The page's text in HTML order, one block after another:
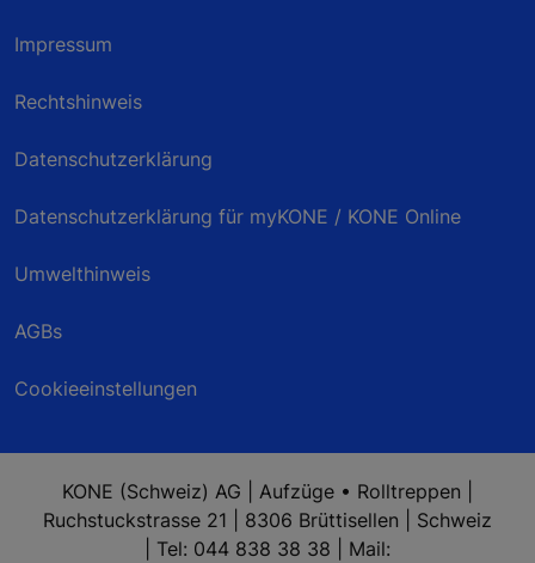
Impressum
Rechtshinweis
Datenschutzerklärung
Datenschutzerklärung für myKONE / KONE Online
Umwelthinweis
AGBs
Cookieeinstellungen
KONE (Schweiz) AG | Aufzüge • Rolltreppen |
Ruchstuckstrasse 21 | 8306 Brüttisellen | Schweiz
| Tel: 044 838 38 38 | Mail: